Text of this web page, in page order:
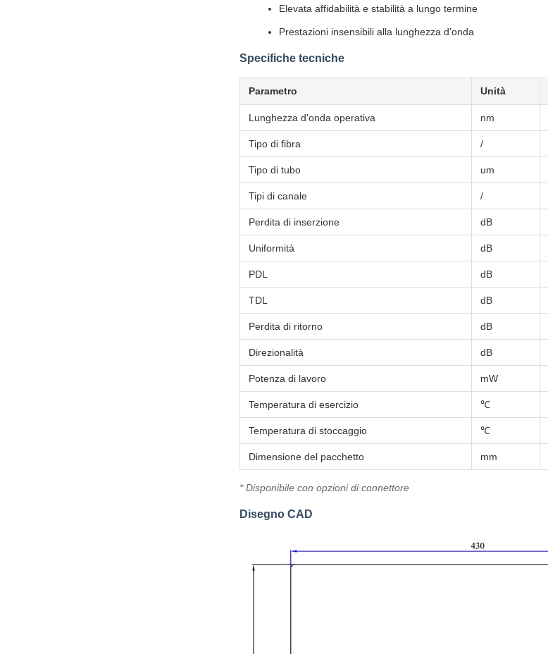
Elevata affidabilità e stabilità a lungo termine
Prestazioni insensibili alla lunghezza d'onda
Specifiche tecniche
Parametro Unità
Lunghezza d'onda operativa nm
Tipo di fibra /
Tipo di tubo um
Tipi di canale /
Perdita di inserzione dB
Uniformità dB
PDL dB
TDL dB
Perdita di ritorno dB
Direzionalità dB
Potenza di lavoro mW
Temperatura di esercizio ℃
Temperatura di stoccaggio ℃
Dimensione del pacchetto mm
* Disponibile con opzioni di connettore
Disegno CAD